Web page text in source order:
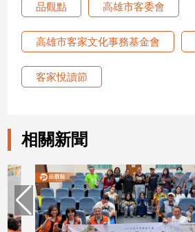
品觀點 高雄市客委會
高雄市客家文化事務基金會
客家悅讀節
相關新聞